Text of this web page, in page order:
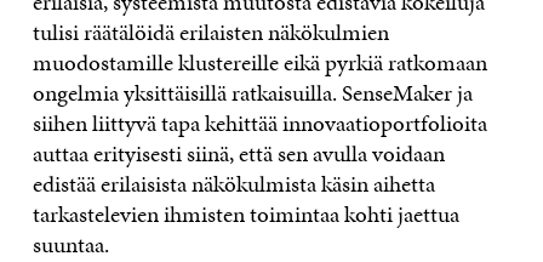
tulisi räätälöidäerilaisten näkökulmien
muodostamille klustereille eikäpyrkiä ratkomaan
ongelmia yksittäisillä ratkaisuilla.SenseMakerja
siihen liittyvä tapa kehittää innovaatioportfolioita
auttaa erityisesti siinä, että sen avulla voidaan
edistää erilaisista näkökulmista käsin aihetta
tarkastelevien ihmistentoimintaa kohtijaettua
suuntaa.